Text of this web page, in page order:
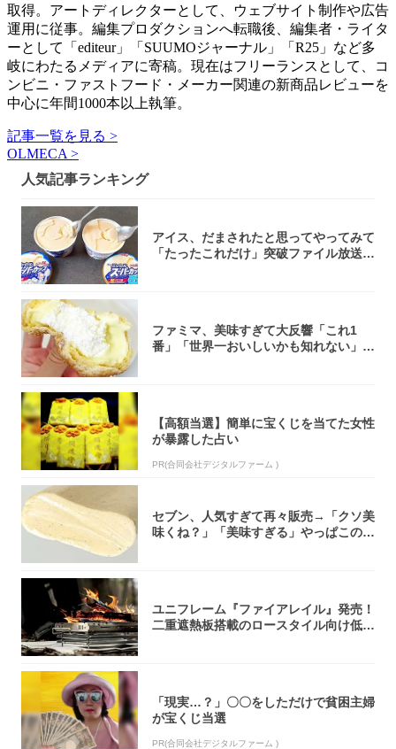
取得。アートディレクターとして、ウェブサイト制作や広告
運用に従事。編集プロダクションへ転職後、編集者・ライタ
ーとして「editeur」「SUUMOジャーナル」「R25」など多
岐にわたるメディアに寄稿。現在はフリーランスとして、コ
ンビニ・ファストフード・メーカー関連の新商品レビューを
中心に年間1000本以上執筆。
記事一覧を見る >
OLMECA >
人気記事ランキング
アイス、だまされたと思ってやってみて
「たったこれだけ」突破ファイル放送で
ファミマ、美味すぎて大反響「これ1
番」「世界一おいしいかも知れない」
【高額当選】簡単に宝くじを当てた女性
が暴露した占い
PR(合同会社デジタルファーム )
セブン、人気すぎて再々販売→「クソ美
味くね？」「美味すぎる」やっぱこのク
ユニフレーム『ファイアレイル』発売！
二重遮熱板搭載のロースタイル向け低型
「現実…？」〇〇をしただけで貧困主婦
が宝くじ当選
PR(合同会社デジタルファーム )